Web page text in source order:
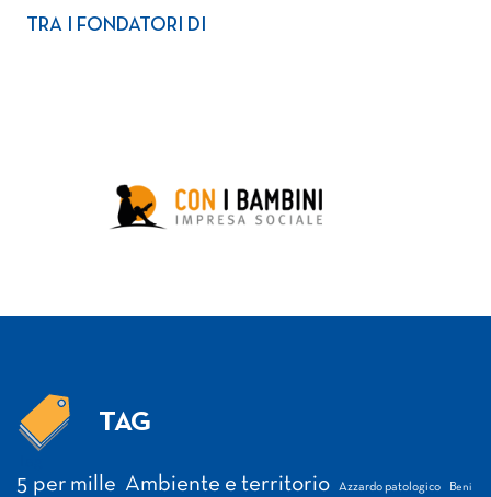
TRA I FONDATORI DI
TAG
5 per mille Ambiente e territorio Azzardo patologico Beni